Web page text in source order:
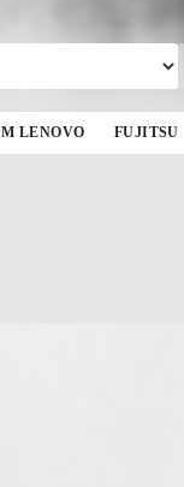
LENOVO FUJITSU